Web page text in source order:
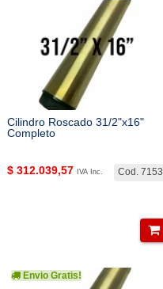
Cilindro Roscado 31/2"x16"
Completo
Cod. 7153
$ 312.039,57 IVA Inc.
Envio Gratis!